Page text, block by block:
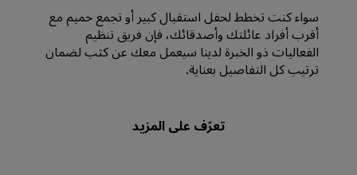
سواء كنت تخطط لحفل استقبال كبير أو تجمع حميم مع
أقرب أفراد عائلتك وأصدقائك، فإن فريق تنظيم
الفعاليات ذو الخبرة لدينا سيعمل معك عن كثب لضمان
ترتيب كل التفاصيل بعناية.